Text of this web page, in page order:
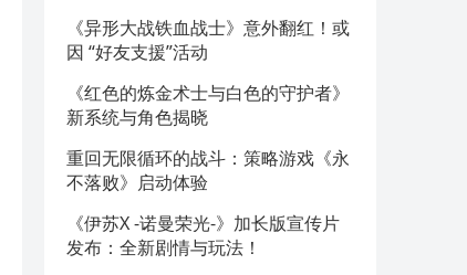
《异形大战铁血战士》意外翻红！或
因 “好友支援”活动
《红色的炼金术士与白色的守护者》
新系统与角色揭晓
重回无限循环的战斗：策略游戏《永
不落败》启动体验
《伊苏X -诺曼荣光-》加长版宣传片
发布：全新剧情与玩法！